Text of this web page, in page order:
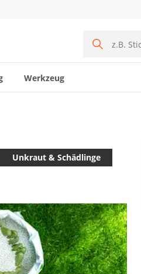
Werkzeug
Unkraut & Schädlinge